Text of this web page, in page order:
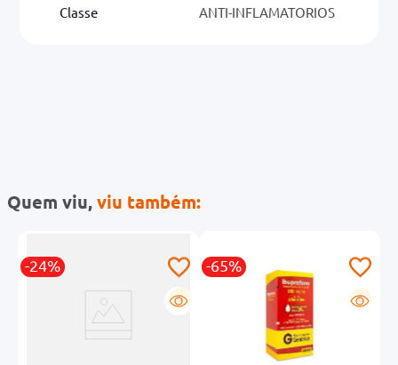
Classe ANTI-INFLAMATORIOS
Quem viu,viu também:
-24%
G
-65%
G